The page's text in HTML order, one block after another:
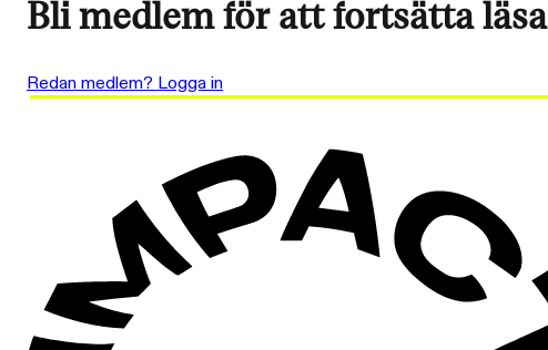
Bli medlem för att fortsätta läsa
Redan medlem? Logga in